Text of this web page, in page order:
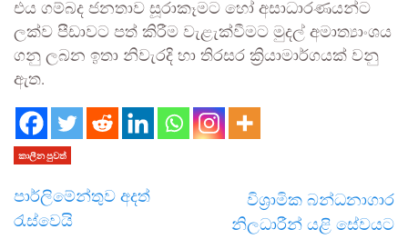
එය ගම්බද ජනතාව සූරාකෑමට හෝ අසාධාරණයන්ට
ලක්ව පීඩාවට පත් කිරීම වැළැක්වීමට මුදල් අමාත්‍යාංශය
ගනු ලබන ඉතා නිවැරදි හා තිරසර ක්‍රියාමාර්ගයක් වනු
ඇත.
කාලීන පුවත්
පාර්ලිමේන්තුව අදත්
රැස්වෙයි
විශ්‍රාමික බන්ධනාගාර
නිලධාරීන් යළි සේවයට